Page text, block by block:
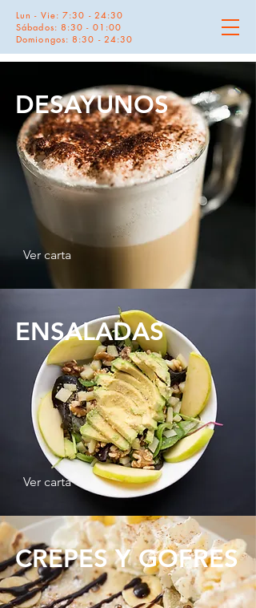
Lun - Vie: 7:30 - 24:30
Sábados: 8:30 - 01:00
Domiongos: 8:30 - 24:30
DESAYUNOS
Ver carta
ENSALADAS
Ver carta
CREPES Y GOFRES